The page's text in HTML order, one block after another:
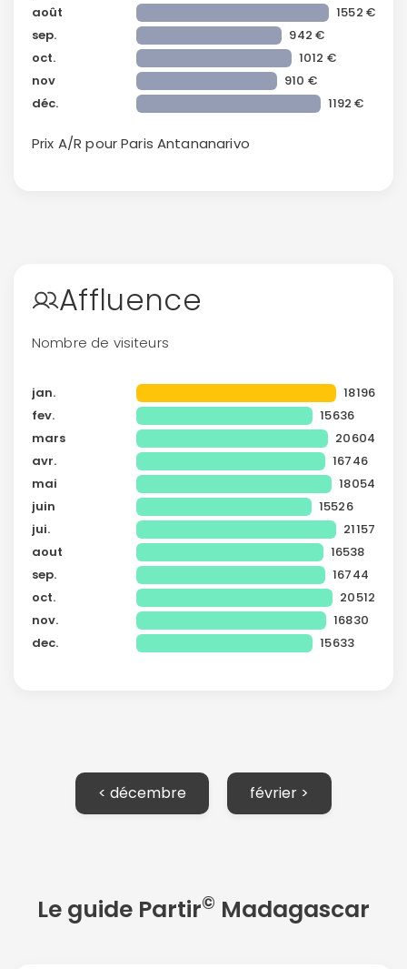
août
1552 €
sep.
942 €
oct.
1012 €
nov
910 €
déc.
1192 €
Prix A/R pour Paris Antananarivo
Affluence
Nombre de visiteurs
jan.
18196
fev.
15636
mars
20604
avr.
16746
mai
18054
juin
15526
jui.
21157
aout
16538
sep.
16744
oct.
20512
nov.
16830
dec.
15633
< décembre février >
Le guide Partir© Madagascar